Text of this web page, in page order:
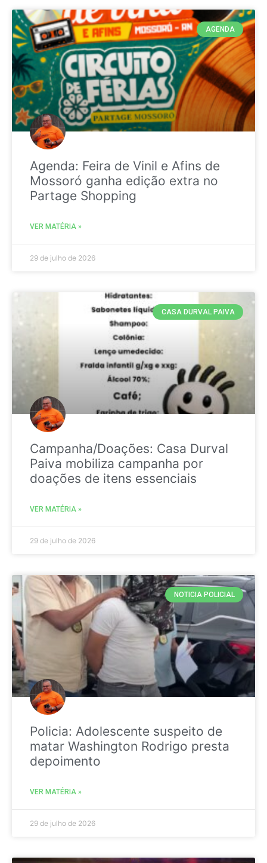
AGENDA
Agenda: Feira de Vinil e Afins de
Mossoró ganha edição extra no
Partage Shopping
VER MATÉRIA »
29 de julho de 2026
CASA DURVAL PAIVA
Campanha/Doações: Casa Durval
Paiva mobiliza campanha por
doações de itens essenciais
VER MATÉRIA »
29 de julho de 2026
NOTICIA POLICIAL
Policia: Adolescente suspeito de
matar Washington Rodrigo presta
depoimento
VER MATÉRIA »
29 de julho de 2026